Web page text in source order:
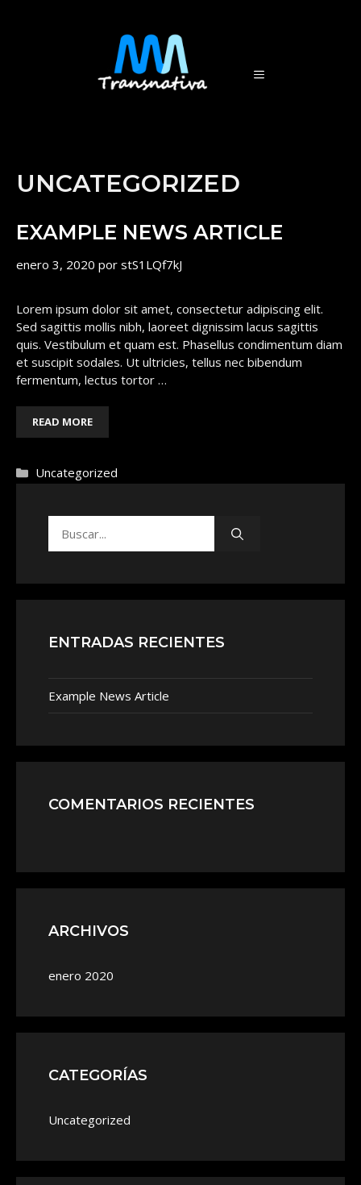
MENÚ
UNCATEGORIZED
EXAMPLE NEWS ARTICLE
enero 3, 2020 por stS1LQf7kJ
Lorem ipsum dolor sit amet, consectetur adipiscing elit.
Sed sagittis mollis nibh, laoreet dignissim lacus sagittis
quis. Vestibulum et quam est. Phasellus condimentum diam
et suscipit sodales. Ut ultricies, tellus nec bibendum
fermentum, lectus tortor …
READ MORE
Categorías
Uncategorized
ENTRADAS RECIENTES
Example News Article
COMENTARIOS RECIENTES
ARCHIVOS
enero 2020
CATEGORÍAS
Uncategorized